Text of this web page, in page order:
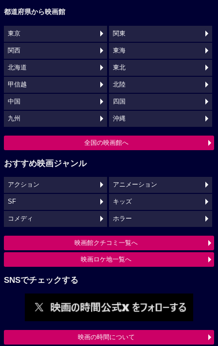
都道府県から映画館
東京 関東
関西 東海
北海道 東北
甲信越 北陸
中国 四国
九州 沖縄
全国の映画館へ
おすすめ映画ジャンル
アクション アニメーション
SF キッズ
コメディ ホラー
映画館クチコミ一覧へ
映画ロケ地一覧へ
SNSでチェックする
映画の時間について